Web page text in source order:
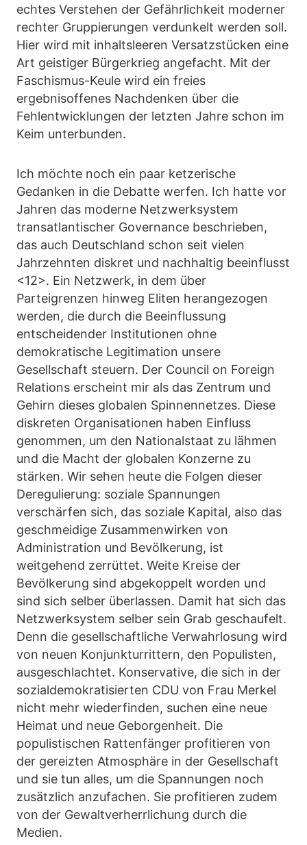
echtes Verstehen der Gefährlichkeit moderner
rechter Gruppierungen verdunkelt werden soll.
Hier wird mit inhaltsleeren Versatzstücken eine
Art geistiger Bürgerkrieg angefacht. Mit der
Faschismus-Keule wird ein freies
ergebnisoffenes Nachdenken über die
Fehlentwicklungen der letzten Jahre schon im
Keim unterbunden.
Ich möchte noch ein paar ketzerische
Gedanken in die Debatte werfen. Ich hatte vor
Jahren das moderne Netzwerksystem
transatlantischer Governance beschrieben,
das auch Deutschland schon seit vielen
Jahrzehnten diskret und nachhaltig beeinflusst
<12>. Ein Netzwerk, in dem über
Parteigrenzen hinweg Eliten herangezogen
werden, die durch die Beeinflussung
entscheidender Institutionen ohne
demokratische Legitimation unsere
Gesellschaft steuern. Der Council on Foreign
Relations erscheint mir als das Zentrum und
Gehirn dieses globalen Spinnennetzes. Diese
diskreten Organisationen haben Einfluss
genommen, um den Nationalstaat zu lähmen
und die Macht der globalen Konzerne zu
stärken. Wir sehen heute die Folgen dieser
Deregulierung: soziale Spannungen
verschärfen sich, das soziale Kapital, also das
geschmeidige Zusammenwirken von
Administration und Bevölkerung, ist
weitgehend zerrüttet. Weite Kreise der
Bevölkerung sind abgekoppelt worden und
sind sich selber überlassen. Damit hat sich das
Netzwerksystem selber sein Grab geschaufelt.
Denn die gesellschaftliche Verwahrlosung wird
von neuen Konjunkturrittern, den Populisten,
ausgeschlachtet. Konservative, die sich in der
sozialdemokratisierten CDU von Frau Merkel
nicht mehr wiederfinden, suchen eine neue
Heimat und neue Geborgenheit. Die
populistischen Rattenfänger profitieren von
der gereizten Atmosphäre in der Gesellschaft
und sie tun alles, um die Spannungen noch
zusätzlich anzufachen. Sie profitieren zudem
von der Gewaltverherrlichung durch die
Medien.